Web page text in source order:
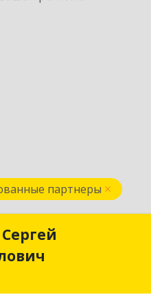
партнеры
Хохлов Сергей